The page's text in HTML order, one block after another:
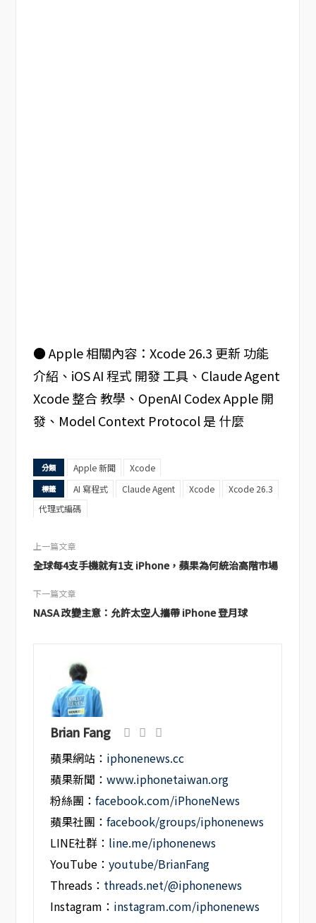
● Apple 相關內容：Xcode 26.3 更新 功能
介紹、iOS AI 程式 開發 工具、Claude Agent
Xcode 整合 教學、OpenAI Codex Apple 開
發、Model Context Protocol 是 什麼
分類 Apple 新聞 Xcode
標籤 AI 寫程式 Claude Agent Xcode
Xcode 26.3
代理式編碼
上一篇文章
全球每4支手機就有1支 iPhone，蘋果為何統治高階市場
下一篇文章
NASA 改變主意：允許太空人攜帶 iPhone 登月球
Brian Fang
蘋果網站： iphonenews.cc
蘋果新聞：www.iphonetaiwan.org
粉絲團：facebook.com/iPhoneNews
蘋果社團：facebook/groups/iphonenews
LINE社群： line.me/iphonenews
YouTube：youtube/BrianFang
Threads： threads.net/@iphonenews
Instagram： instagram.com/iphonenews